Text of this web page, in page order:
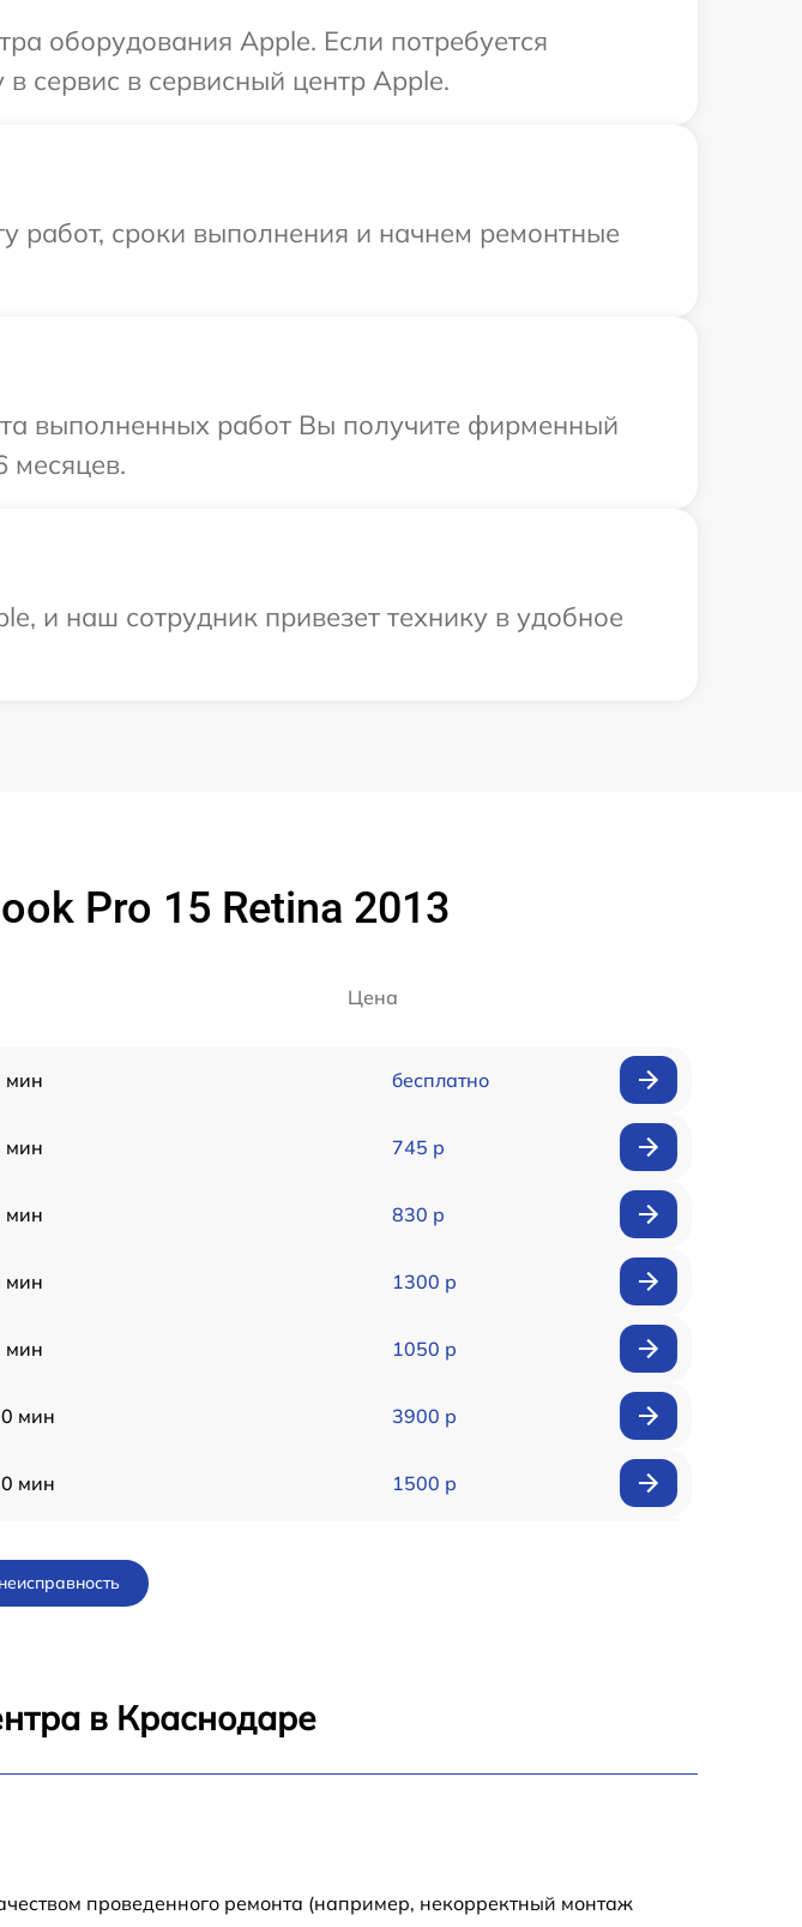
оборудования Apple. Если потребуется
сервис в сервисный центр Apple.
работ, сроки выполнения и начнем ремонтные
выполненных работ Вы получите фирменный
месяцев.
и наш сотрудник привезет технику в удобное
Pro 15 Retina 2013
Цена
мин бесплатно
мин 745 р
мин 830 р
мин 1300 р
мин 1050 р
мин 3900 р
мин 1500 р
в Краснодаре
проведенного ремонта (например, некорректный монтаж